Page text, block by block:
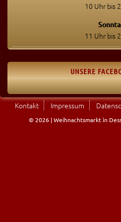
10 Uhr bis
11 Uhr bis
UNSERE
Kontakt Impressum
© 2026 | Weihnachtsmarkt in